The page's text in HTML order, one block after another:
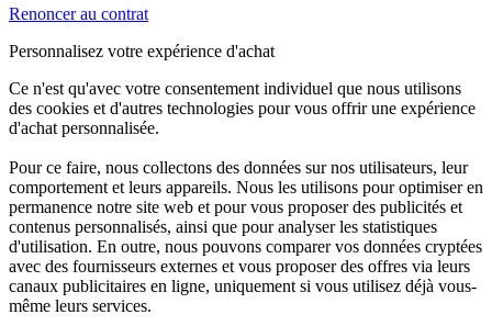
Renoncer au contrat
Personnalisez votre expérience d'achat
Ce n'est qu'avec votre consentement individuel que nous utilisons
des cookies et d'autres technologies pour vous offrir une expérience
d'achat personnalisée.
Pour ce faire, nous collectons des données sur nos utilisateurs, leur
comportement et leurs appareils. Nous les utilisons pour optimiser en
permanence notre site web et pour vous proposer des publicités et
contenus personnalisés, ainsi que pour analyser les statistiques
d'utilisation. En outre, nous pouvons comparer vos données cryptées
avec des fournisseurs externes et vous proposer des offres via leurs
canaux publicitaires en ligne, uniquement si vous utilisez déjà vous-
même leurs services.